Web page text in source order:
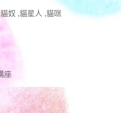
奴 ,貓星人 ,貓咪
座